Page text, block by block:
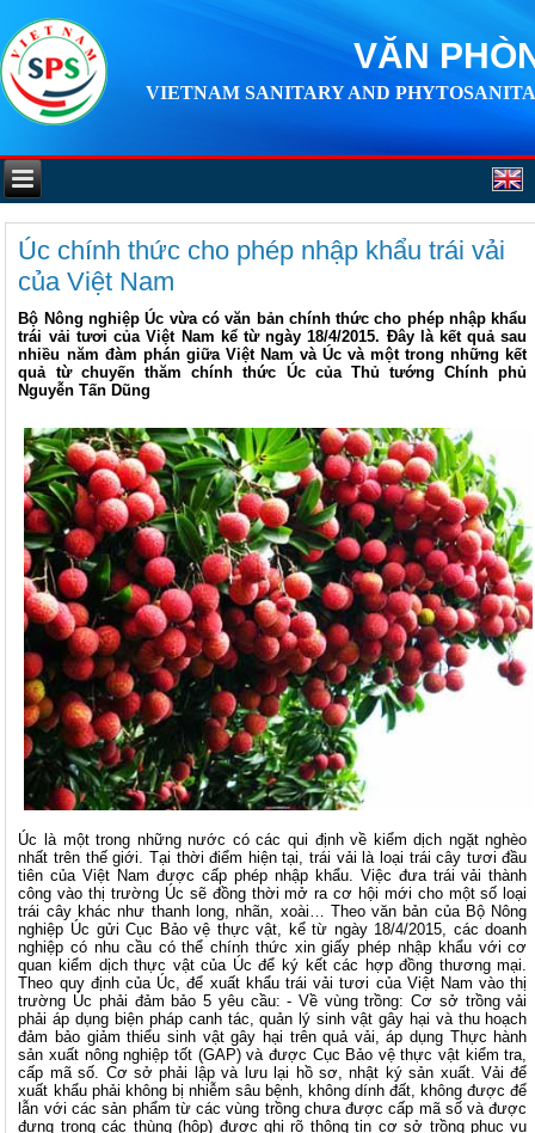
VĂN
VIETNAM SANITARY AND
Úc chính thức cho phép nhập khẩu trái vải
của Việt Nam
Bộ Nông nghiệp Úc vừa có văn bản chính thức cho phép nhập khẩu
trái vải tươi của Việt Nam kể từ ngày 18/4/2015. Đây là kết quả sau
nhiều năm đàm phán giữa Việt Nam và Úc và một trong những kết
quả từ chuyến thăm chính thức Úc của Thủ tướng Chính phủ
Nguyễn Tấn Dũng
Úc là một trong những nước có các qui định về kiểm dịch ngặt nghèo
nhất trên thế giới. Tại thời điểm hiện tại, trái vải là loại trái cây tươi đầu
tiên của Việt Nam được cấp phép nhập khẩu. Việc đưa trái vải thành
công vào thị trường Úc sẽ đồng thời mở ra cơ hội mới cho một số loại
trái cây khác như thanh long, nhãn, xoài… Theo văn bản của Bộ Nông
nghiệp Úc gửi Cục Bảo vệ thực vật, kể từ ngày 18/4/2015, các doanh
nghiệp có nhu cầu có thể chính thức xin giấy phép nhập khẩu với cơ
quan kiểm dịch thực vật của Úc để ký kết các hợp đồng thương mại.
Theo quy định của Úc, để xuất khẩu trái vải tươi của Việt Nam vào thị
trường Úc phải đảm bảo 5 yêu cầu: - Về vùng trồng: Cơ sở trồng vải
phải áp dụng biện pháp canh tác, quản lý sinh vật gây hại và thu hoạch
đảm bảo giảm thiểu sinh vật gây hại trên quả vải, áp dụng Thực hành
sản xuất nông nghiệp tốt (GAP) và được Cục Bảo vệ thực vật kiểm tra,
cấp mã số. Cơ sở phải lập và lưu lại hồ sơ, nhật ký sản xuất. Vải để
xuất khẩu phải không bị nhiễm sâu bệnh, không dính đất, không được để
lẫn với các sản phẩm từ các vùng trồng chưa được cấp mã số và được
đựng trong các thùng (hộp) được ghi rõ thông tin cơ sở trồng phục vụ